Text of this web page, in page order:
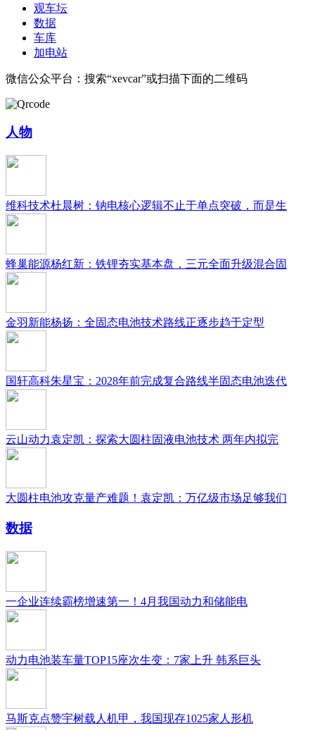
观车坛
数据
车库
加电站
微信公众平台：搜索“xevcar”或扫描下面的二维码
人物
维科技术杜晨树：钠电核心逻辑不止于单点突破，而是生
蜂巢能源杨红新：铁锂夯实基本盘，三元全面升级混合固
金羽新能杨扬：全固态电池技术路线正逐步趋于定型
国轩高科朱星宝：2028年前完成复合路线半固态电池迭代
云山动力袁定凯：探索大圆柱固液电池技术 两年内拟完
大圆柱电池攻克量产难题！袁定凯：万亿级市场足够我们
数据
一企业连续霸榜增速第一！4月我国动力和储能电
动力电池装车量TOP15座次生变：7家上升 韩系巨头
马斯克点赞宇树载人机甲，我国现存1025家人形机